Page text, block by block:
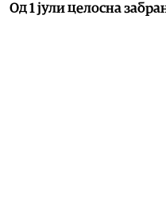
Од 1 јули целосна